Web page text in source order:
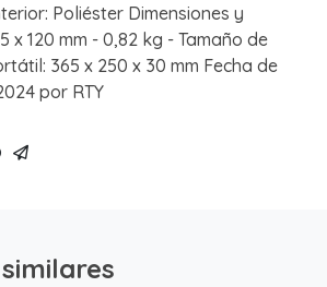
Poliéster Dimensiones y
x 120 mm - 0,82 kg - Tamaño de
365 x 250 x 30 mm Fecha de
por RTY